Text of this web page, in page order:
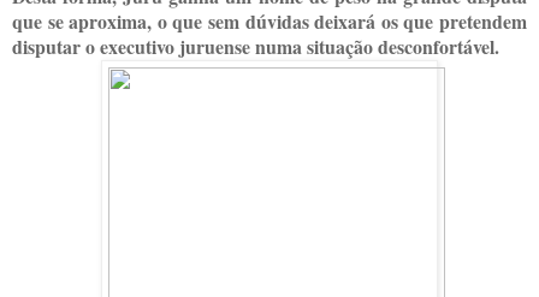
que se aproxima, o que sem dúvidas deixará os que pretendem
disputar o executivo juruense numa situação desconfortável.